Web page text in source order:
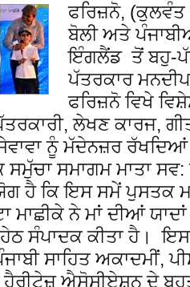
ਫਰਿਜ਼ਨੋ, (ਕੁਲਵੰਤ
ਬੋਲੀ ਅਤੇ
ਇੰਗਲੈਂਡ ਤੋਂ ਬਹੁ-
ਪੱਤਰਕਾਰ
ਫਰਿਜ਼ਨੋ ਵਿਖੇ
ਲੇਖਣ ਕਾਰਜ,
ਸੇਵਾਵਾ ਨੂੰ ਮੱਦੇਨਜ਼ਰ
ਸਮੁੱਚਾ ਸਮਾਗਮ ਮਾਤਾ
ਹੈ ਕਿ ਇਸ ਸਮੇਂ ਪੁਸਤਕ
ਮਾਛੀਕੇ ਨੇ ਮਾਂ ਦੀਆਂ
ਸੰਪਾਦਕ ਕੀਤਾ ਹੈ।
ਸਾਹਿਤ ਅਕਾਦਮੀਂ,
ਐਸੋਸੀਏਸ਼ਨ ਦੇ ਬਹੁਤ